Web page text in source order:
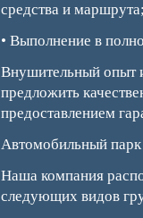
средства и
• Выполнение в
Внушительный опыт
предложить
предоставлением
Автомобильный парк
Наша компания
следующих видов